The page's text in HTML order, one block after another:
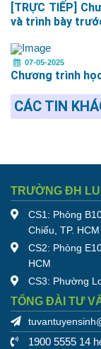
[TRỰC TIẾP]
và trình bày
07-05-2025
Chương trình
CÁC TIN
TRƯỜNG ĐH
CS1: Phòng
Chiếu, TP. HCM
CS2: Phòng
HCM
CS3: Phường
TỔNG ĐÀI TƯ
1900 5555 14